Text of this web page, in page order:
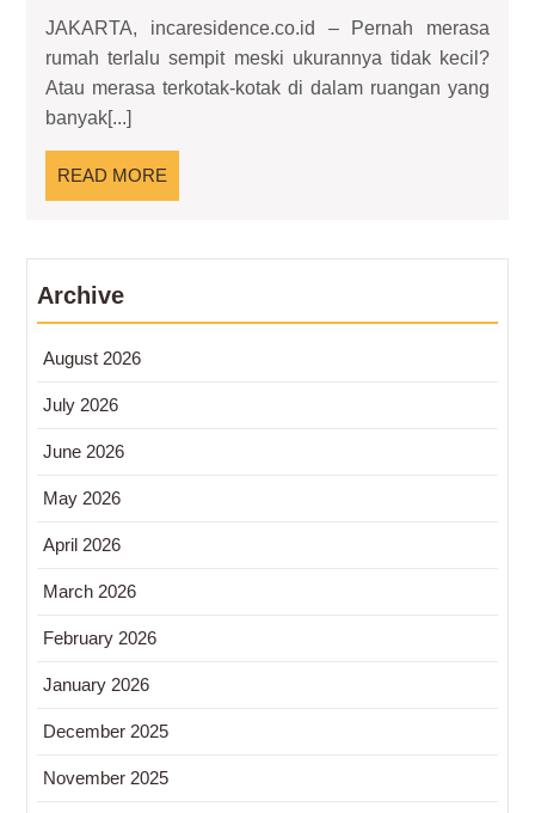
Open
Space:
Hunian
JAKARTA, incaresidence.co.id – Pernah merasa
rumah terlalu sempit meski ukurannya tidak kecil?
Atau merasa terkotak-kotak di dalam ruangan yang
banyak[...]
READ MORE
MORE
Archive
August 2026
July 2026
June 2026
May 2026
April 2026
March 2026
February 2026
January 2026
December 2025
November 2025